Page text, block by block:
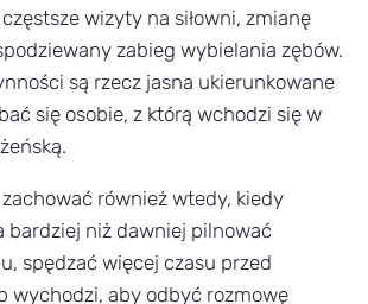
wizyty na siłowni, zmianę
zabieg wybielania zębów.
są rzecz jasna ukierunkowane
się osobie, z którą wchodzi się w
również wtedy, kiedy
bardziej niż dawniej pilnować
spędzać więcej czasu przed
wychodzi, aby odbyć rozmowę